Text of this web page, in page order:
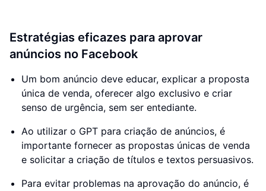
Estratégias eficazes para aprovar
anúncios no Facebook
Um bom anúncio deve educar, explicar a proposta
única de venda, oferecer algo exclusivo e criar
senso de urgência, sem ser entediante.
Ao utilizar o GPT para criação de anúncios, é
importante fornecer as propostas únicas de venda
e solicitar a criação de títulos e textos persuasivos.
Para evitar problemas na aprovação do anúncio, é